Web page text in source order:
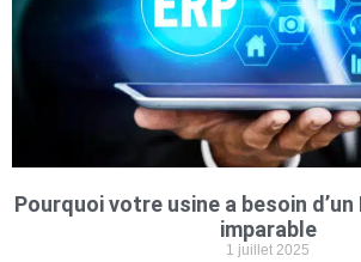
Pourquoi votre usine a besoin d’un
imparable
1 juillet 2025